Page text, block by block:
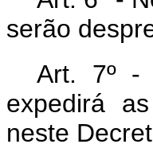
serão
Art. 7º -
expedirá
neste